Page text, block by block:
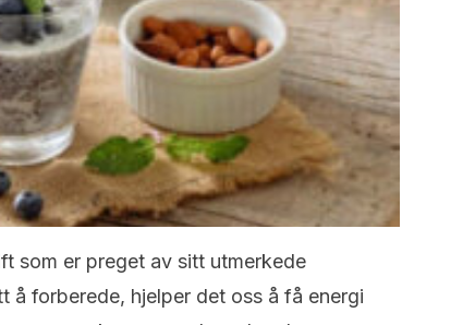
som er preget av sitt utmerkede
forberede, hjelper det oss å få energi